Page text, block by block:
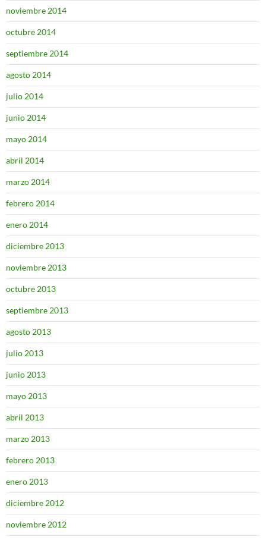
noviembre 2014
octubre 2014
septiembre 2014
agosto 2014
julio 2014
junio 2014
mayo 2014
abril 2014
marzo 2014
febrero 2014
enero 2014
diciembre 2013
noviembre 2013
octubre 2013
septiembre 2013
agosto 2013
julio 2013
junio 2013
mayo 2013
abril 2013
marzo 2013
febrero 2013
enero 2013
diciembre 2012
noviembre 2012